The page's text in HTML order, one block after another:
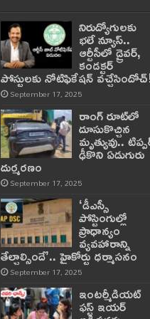
నిరుద్యోగులకు
భలే న్యూస్..
ఆర్టీసీలో డ్రైవర్,
కండక్టర్‌
పోస్టులకు నోటిఫికేషన్‌
September 17, 2025
రాంగ్ రూట్‌లో
దూసుకొచ్చిన
మృత్యువు..
ఢీకొని ఏడుగురు
దుర్మరణం
September 17, 2025
‘డీఎస్సీ
పోస్టింగుల్లో
ప్రాధాన్యం
వ్యవహారాన్ని
తేల్చాల్సిందే’.. హైకోర్టు ధర్మాసనం
September 17, 2025
ఇంటర్మీడియట్
ఫస్ట్‌ ఇయర్‌